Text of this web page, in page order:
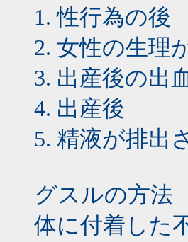
1. 性行為の後
2. 女性の生理
3. 出産後の出
4. 出産後
5. 精液が排出
グスルの方法
体に付着した